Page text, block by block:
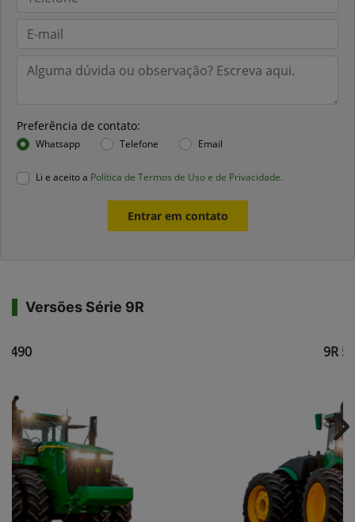
Preferência de contato:
Whatsapp Telefone Email
Li e aceito a Política de Termos de Uso e de Privacidade.
Entrar em contato
Versões Série 9R
490 9R